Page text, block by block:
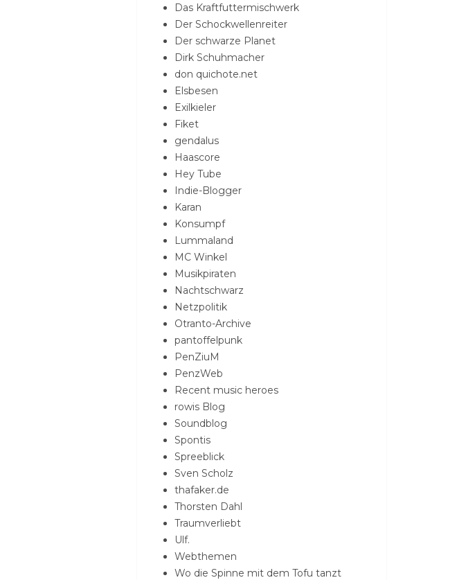
Das Kraftfuttermischwerk
Der Schockwellenreiter
Der schwarze Planet
Dirk Schuhmacher
don quichote.net
Elsbesen
Exilkieler
Fiket
gendalus
Haascore
Hey Tube
Indie-Blogger
Karan
Konsumpf
Lummaland
MC Winkel
Musikpiraten
Nachtschwarz
Netzpolitik
Otranto-Archive
pantoffelpunk
PenZiuM
PenzWeb
Recent music heroes
rowis Blog
Soundblog
Spontis
Spreeblick
Sven Scholz
thafaker.de
Thorsten Dahl
Traumverliebt
Ulf.
Webthemen
Wo die Spinne mit dem Tofu tanzt